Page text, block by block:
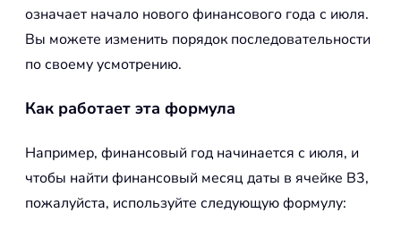
означает начало нового финансового года с июля.
Вы можете изменить порядок последовательности
по своему усмотрению.
Как работает эта формула
Например, финансовый год начинается с июля, и
чтобы найти финансовый месяц даты в ячейке B3,
пожалуйста, используйте следующую формулу: